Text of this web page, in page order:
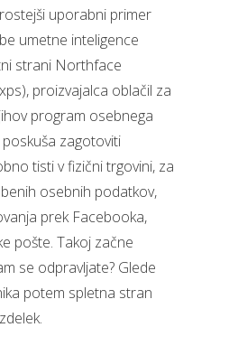
uporabni primer
umetne inteligence
strani Northface
proizvajalca oblačil za
program osebnega
zagotoviti
tisti v fizični trgovini, za
osebnih podatkov,
prek Facebooka,
pošte. Takoj začne
se odpravljate? Glede
potem spletna stran